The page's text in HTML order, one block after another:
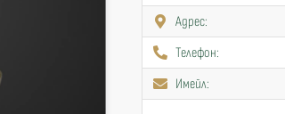
Адрес:
Телефон:
Имейл: